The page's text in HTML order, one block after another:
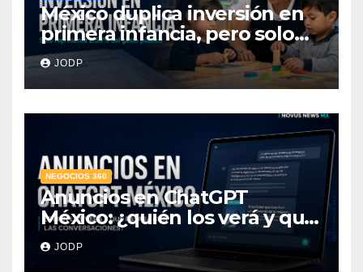
México duplica inversión en
primera infancia, pero solo
destina 2.53% del gasto
público
JODP
NEGOCIOS 360
Anuncios en ChatGPT
México: ¿quién los verá y qué
pasará con las
conversaciones?
JODP